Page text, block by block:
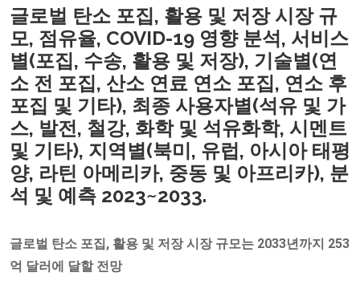
글로벌 탄소 포집, 활용 및 저장 시장 규
모, 점유율, COVID-19 영향 분석, 서비스
별(포집, 수송, 활용 및 저장), 기술별(연
소 전 포집, 산소 연료 연소 포집, 연소 후
포집 및 기타), 최종 사용자별(석유 및 가
스, 발전, 철강, 화학 및 석유화학, 시멘트
및 기타), 지역별(북미, 유럽, 아시아 태평
양, 라틴 아메리카, 중동 및 아프리카), 분
석 및 예측 2023~2033.
글로벌 탄소 포집, 활용 및 저장 시장 규모는 2033년까지 253
억 달러에 달할 전망